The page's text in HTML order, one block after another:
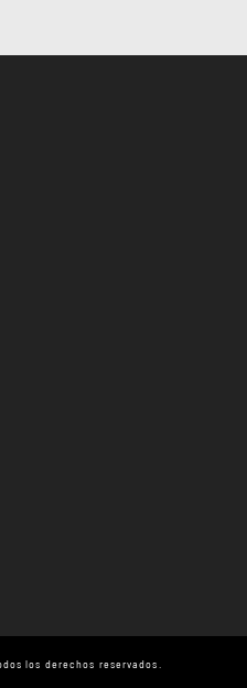
los derechos reservados.